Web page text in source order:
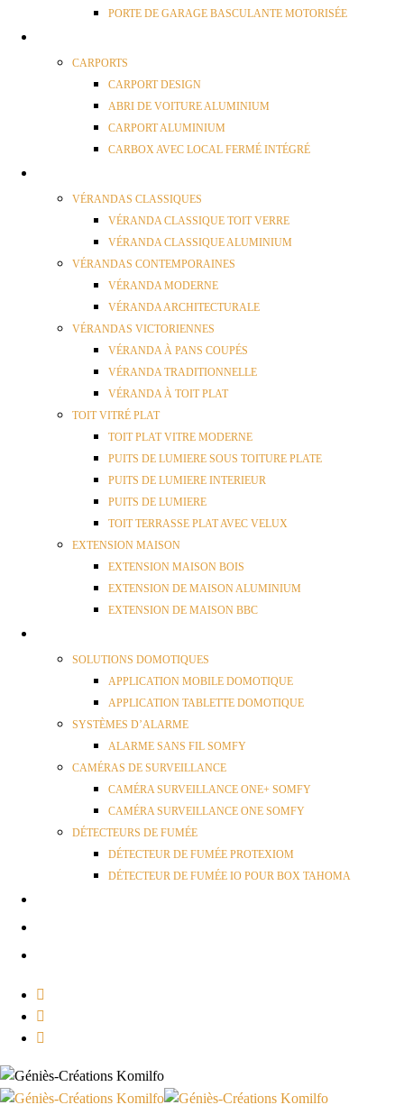
PORTE DE GARAGE BASCULANTE MOTORISÉE
CARPORTS
CARPORT DESIGN
ABRI DE VOITURE ALUMINIUM
CARPORT ALUMINIUM
CARBOX AVEC LOCAL FERMÉ INTÉGRÉ
VÉRANDAS CLASSIQUES
VÉRANDA CLASSIQUE TOIT VERRE
VÉRANDA CLASSIQUE ALUMINIUM
VÉRANDAS CONTEMPORAINES
VÉRANDA MODERNE
VÉRANDA ARCHITECTURALE
VÉRANDAS VICTORIENNES
VÉRANDA À PANS COUPÉS
VÉRANDA TRADITIONNELLE
VÉRANDA À TOIT PLAT
TOIT VITRÉ PLAT
TOIT PLAT VITRE MODERNE
PUITS DE LUMIERE SOUS TOITURE PLATE
PUITS DE LUMIERE INTERIEUR
PUITS DE LUMIERE
TOIT TERRASSE PLAT AVEC VELUX
EXTENSION MAISON
EXTENSION MAISON BOIS
EXTENSION DE MAISON ALUMINIUM
EXTENSION DE MAISON BBC
SOLUTIONS DOMOTIQUES
APPLICATION MOBILE DOMOTIQUE
APPLICATION TABLETTE DOMOTIQUE
SYSTÈMES D’ALARME
ALARME SANS FIL SOMFY
CAMÉRAS DE SURVEILLANCE
CAMÉRA SURVEILLANCE ONE+ SOMFY
CAMÉRA SURVEILLANCE ONE SOMFY
DÉTECTEURS DE FUMÉE
DÉTECTEUR DE FUMÉE PROTEXIOM
DÉTECTEUR DE FUMÉE IO POUR BOX TAHOMA